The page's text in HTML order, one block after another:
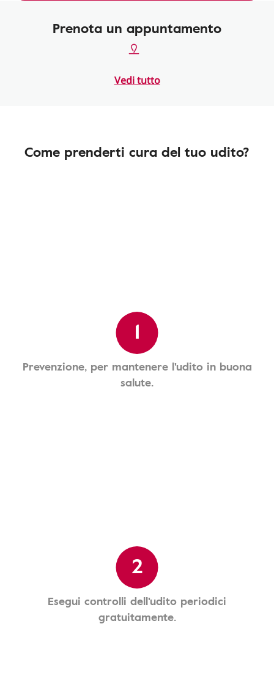
Prenota un appuntamento
Vedi tutto
Come prenderti cura del tuo udito?
1
Prevenzione, per mantenere l'udito in buona
salute.
2
Esegui controlli dell'udito periodici
gratuitamente.